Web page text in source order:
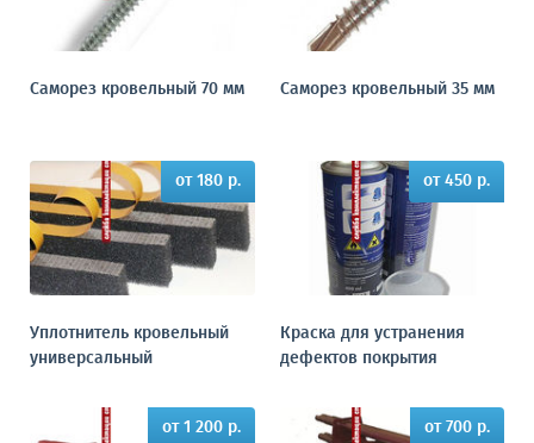
Саморез кровельный 70 мм Саморез кровельный 35 мм
от 180 р.
Уплотнитель кровельный
универсальный
от 450 р.
Краска для устранения
дефектов покрытия
от 1 200 р. от 700 р.